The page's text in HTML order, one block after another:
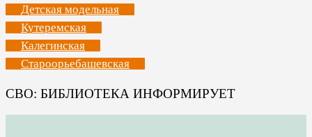
Детская модельная
Кутеремская
Калегинская
Староорьебашевская
СВО: БИБЛИОТЕКА ИНФОРМИРУЕТ